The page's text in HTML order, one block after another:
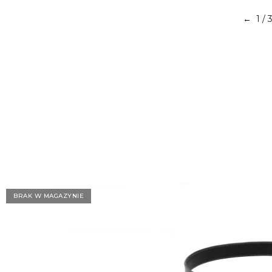
← 1 / 3
BRAK W MAGAZYNIE